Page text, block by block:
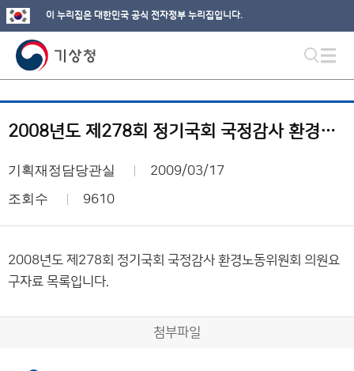
이 누리집은 대한민국 공식 전자정부 누리집입니다.
2008년도 제278회 정기국회 국정감사 환경노동위원회 의원요구자료 목록
기획재정담당관실 2009/03/17
조회수 9610
2008년도 제278회 정기국회 국정감사 환경노동위원회 의원요
구자료 목록입니다.
첨부파일